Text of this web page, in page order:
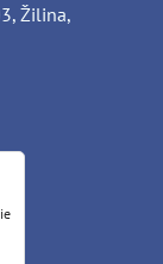
Žilina,